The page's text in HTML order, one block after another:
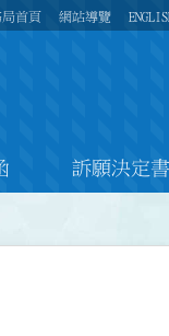
局首頁 網站導覽
訴願決定書